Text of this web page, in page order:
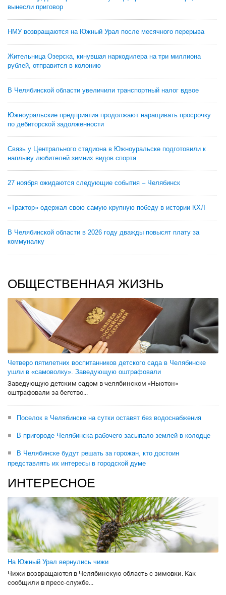
вынесли приговор
НМУ возвращаются на Южный Урал после месячного перерыва
Жительница Озерска, кинувшая наркодилера на три миллиона
рублей, отправится в колонию
В Челябинской области увеличили транспортный налог вдвое
Южноуральские предприятия продолжают наращивать просрочку
по дебиторской задолженности
Связь у Центрального стадиона в Южноуральске подготовили к
наплыву любителей зимних видов спорта
27 ноября ожидаются следующие события – Челябинск
«Трактор» одержал свою самую крупную победу в истории КХЛ
В Челябинской области в 2026 году дважды повысят плату за
коммуналку
ОБЩЕСТВЕННАЯ ЖИЗНЬ
Четверо пятилетних воспитанников детского сада в Челябинске
ушли в «самоволку». Заведующую оштрафовали
Заведующую детским садом в челябинском «Ньютон»
оштрафовали за бегство...
Поселок в Челябинске на сутки оставят без водоснабжения
В пригороде Челябинска рабочего засыпало землей в колодце
В Челябинске будут решать за горожан, кто достоин
представлять их интересы в городской думе
ИНТЕРЕСНОЕ
На Южный Урал вернулись чижи
Чижи возвращаются в Челябинскую область с зимовки. Как
сообщили в пресс-службе...